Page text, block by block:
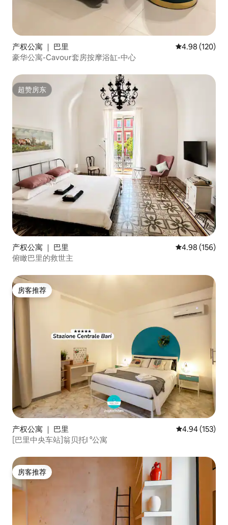
产权公寓 ｜ 巴里 平均评分 4.98
4.98 (120)
豪华公寓-Cavour套房按摩浴缸-中心
超赞房东
超赞房东
产权公寓 ｜ 巴里 平均评分 4.98
4.98 (156)
俯瞰巴里的救世主
房客推荐
房客推荐
产权公寓 ｜ 巴里 平均评分 4.94
4.94 (153)
[巴里中央车站]翁贝托I °公寓
房客推荐
房客推荐